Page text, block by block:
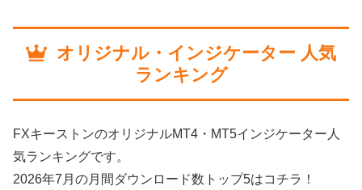
オリジナル・インジケーター 人気
ランキング
FXキーストンのオリジナルMT4・MT5インジケーター人
気ランキングです。
2026年7月の月間ダウンロード数トップ5はコチラ！